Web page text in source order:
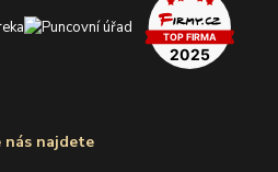
nás najdete